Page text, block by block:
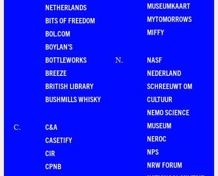
NETHERLANDS
BITS OF FREEDOM
BOL.COM
BOYLAN'S
BOTTLEWORKS
BREEZE
BRITISH LIBRARY
BUSHMILLS WHISKY
C.
C&A
CASETIFY
CIR
CPNB
MUSEUMKAART
MYTOMORROWS
MIFFY
N.
NASF
NEDERLAND
SCHREEUWT OM
CULTUUR
NEMO SCIENCE
MUSEUM
NEROC
NPS
NRW FORUM